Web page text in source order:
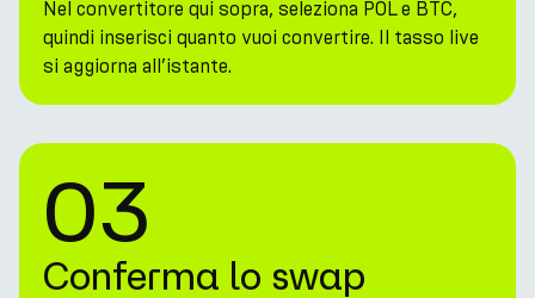
Nel convertitore qui sopra, seleziona POL e BTC,
quindi inserisci quanto vuoi convertire. Il tasso live
si aggiorna all’istante.
03
Conferma lo swap